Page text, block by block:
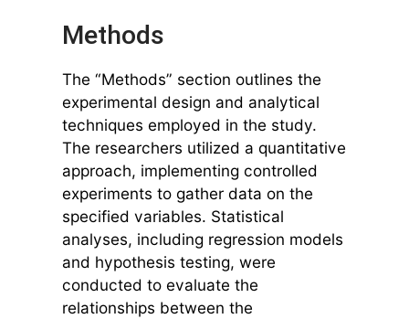
Methods
The “Methods” section outlines the
experimental design and analytical
techniques employed in the study.
The researchers utilized a quantitative
approach, implementing controlled
experiments to gather data on the
specified variables. Statistical
analyses, including regression models
and hypothesis testing, were
conducted to evaluate the
relationships between the